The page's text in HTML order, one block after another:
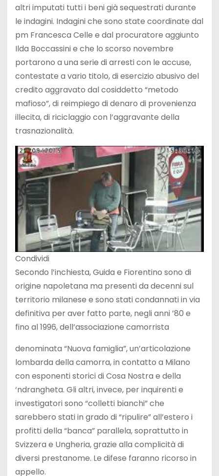
altri imputati tutti i beni già sequestrati durante
le indagini. Indagini che sono state coordinate dal
pm Francesca Celle e dal procuratore aggiunto
Ilda Boccassini e che lo scorso novembre
portarono a una serie di arresti con le accuse,
contestate a vario titolo, di esercizio abusivo del
credito aggravato dal cosiddetto “metodo
mafioso”, di reimpiego di denaro di provenienza
illecita, di riciclaggio con l’aggravante della
trasnazionalità.
Condividi
Secondo l’inchiesta, Guida e Fiorentino sono di
origine napoletana ma presenti da decenni sul
territorio milanese e sono stati condannati in via
definitiva per aver fatto parte, negli anni ’80 e
fino al 1996, dell’associazione camorrista
denominata “Nuova famiglia”, un’articolazione
lombarda della camorra, in contatto a Milano
con esponenti storici di Cosa Nostra e della
‘ndrangheta. Gli altri, invece, per inquirenti e
investigatori sono “colletti bianchi” che
sarebbero stati in grado di “ripulire” all’estero i
profitti della “banca” parallela, soprattutto in
Svizzera e Ungheria, grazie alla complicità di
diversi prestanome. Le difese faranno ricorso in
appello.